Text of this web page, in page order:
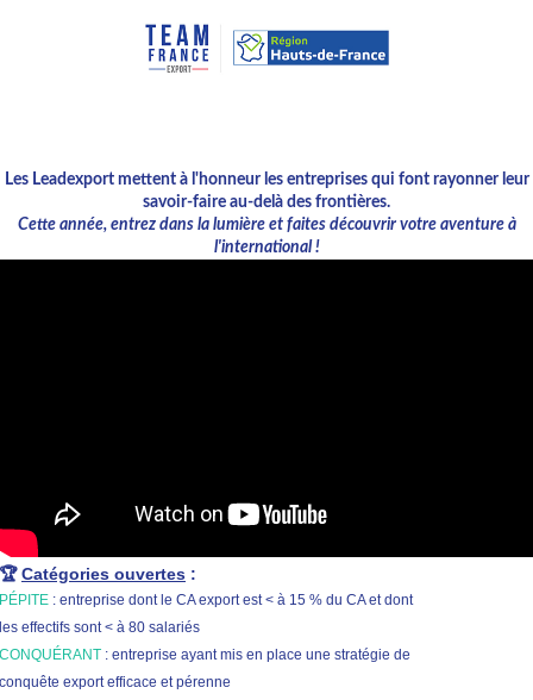
Les Leadexport mettent à l'honneur les entreprises qui font rayonner leur
savoir-faire au-delà des frontières.
Cette année, entrez dans la lumière et faites découvrir votre aventure à
l'international !
🏆Catégories ouvertes :
PÉPITE : entreprise dont le CA export est < à 15 % du CA et dont
les effectifs sont < à 80 salariés
CONQUÉRANT : entreprise ayant mis en place une stratégie de
conquête export efficace et pérenne